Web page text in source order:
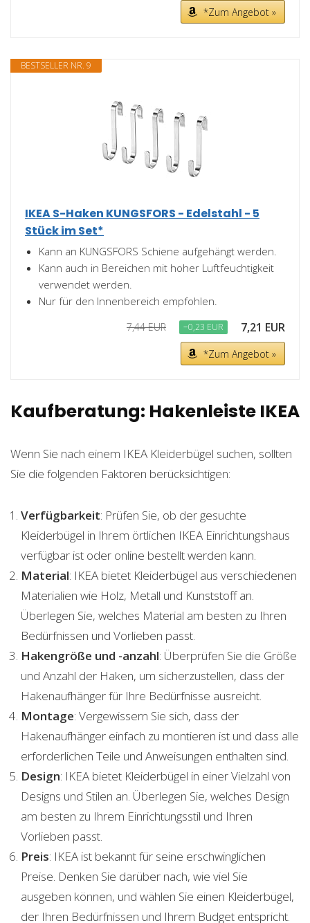
*Zum Angebot »
BESTSELLER NR. 9
IKEA S-Haken KUNGSFORS - Edelstahl - 5
Stück im Set*
Kann an KUNGSFORS Schiene aufgehängt werden.
Kann auch in Bereichen mit hoher Luftfeuchtigkeit
verwendet werden.
Nur für den Innenbereich empfohlen.
7,44 EUR −0,23 EUR 7,21 EUR
*Zum Angebot »
Kaufberatung: Hakenleiste IKEA
Wenn Sie nach einem IKEA Kleiderbügel suchen, sollten
Sie die folgenden Faktoren berücksichtigen:
Verfügbarkeit: Prüfen Sie, ob der gesuchte
Kleiderbügel in Ihrem örtlichen IKEA Einrichtungshaus
verfügbar ist oder online bestellt werden kann.
Material: IKEA bietet Kleiderbügel aus verschiedenen
Materialien wie Holz, Metall und Kunststoff an.
Überlegen Sie, welches Material am besten zu Ihren
Bedürfnissen und Vorlieben passt.
Hakengröße und -anzahl: Überprüfen Sie die Größe
und Anzahl der Haken, um sicherzustellen, dass der
Hakenaufhänger für Ihre Bedürfnisse ausreicht.
Montage: Vergewissern Sie sich, dass der
Hakenaufhänger einfach zu montieren ist und dass alle
erforderlichen Teile und Anweisungen enthalten sind.
Design: IKEA bietet Kleiderbügel in einer Vielzahl von
Designs und Stilen an. Überlegen Sie, welches Design
am besten zu Ihrem Einrichtungsstil und Ihren
Vorlieben passt.
Preis: IKEA ist bekannt für seine erschwinglichen
Preise. Denken Sie darüber nach, wie viel Sie
ausgeben können, und wählen Sie einen Kleiderbügel,
der Ihren Bedürfnissen und Ihrem Budget entspricht.